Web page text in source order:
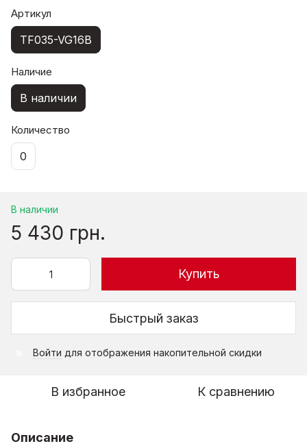
Артикул
TF035-VG16B
Наличие
В наличии
Количество
0
В наличии
5 430 грн.
Купить
Быстрый заказ
Войти для отображения накопительной скидки
В избранное К сравнению
Описание